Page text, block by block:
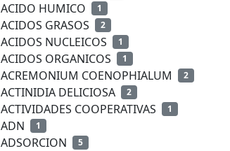
ACIDO HUMICO 1
ACIDOS GRASOS 2
ACIDOS NUCLEICOS 1
ACIDOS ORGANICOS 1
ACREMONIUM COENOPHIALUM 2
ACTINIDIA DELICIOSA 2
ACTIVIDADES COOPERATIVAS 1
ADN 1
ADSORCION 5